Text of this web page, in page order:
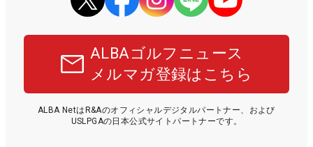
ALBAゴルフニュース
メルマガ登録はこちら
ALBA NetはR&Aのオフィシャルデジタルパートナー、および
USLPGAの日本公式サイトパートナーです。